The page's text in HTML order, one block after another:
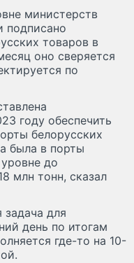
министерств
подписано
товаров в
оно сверяется
по
году обеспечить
белорусских
была в порты
до
млн тонн, сказал
задача для
день по итогам
где-то на 10-